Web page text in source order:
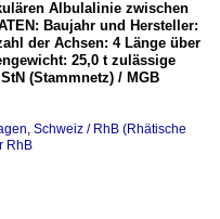
Albulalinie zwischen
Baujahr und Hersteller:
der Achsen: 4 Länge über
25,0 t zulässige
(Stammnetz) / MGB
, Schweiz / RhB (Rhätische
RhB